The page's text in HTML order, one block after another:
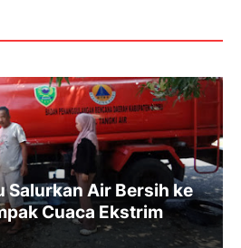
Salurkan Air Bersih ke
Cuaca Ekstrim